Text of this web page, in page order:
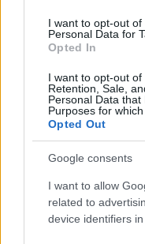
I want to opt-out
Personal Data for
Opted In
I want to opt-out of
Retention, Sale,
Personal Data
Purposes for
Opted Out
Google consents
I want to allow
related to
device identifiers in